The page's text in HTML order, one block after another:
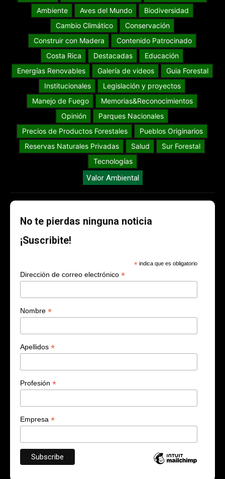
Ambiente
Aves del Mundo
Biodiversidad
Cambio Climático
Conservación
Construir con Madera
Contenido Patrocinado
Costa Rica
Destacadas
Educación
Energías Renovables
Galería de videos
Guia Forestal
Institucionales
Legislación y proyectos
Manejo de Fuego
Memorias&Reconocimientos
Opinión
Parques Nacionales
Precios de Productos Forestales
Pueblos Originarios
Reservas Naturales Privadas
Salud
Sur Forestal
Tecnologías
Valor Ambiental
No te pierdas ninguna noticia
¡Suscribite!
* indica que es obligatorio
Dirección de correo electrónico *
Nombre *
Apellidos *
Profesión *
Empresa *